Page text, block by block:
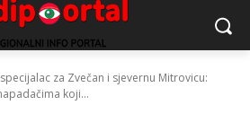
za Zvečan i sjevernu Mitrovicu:
koji...